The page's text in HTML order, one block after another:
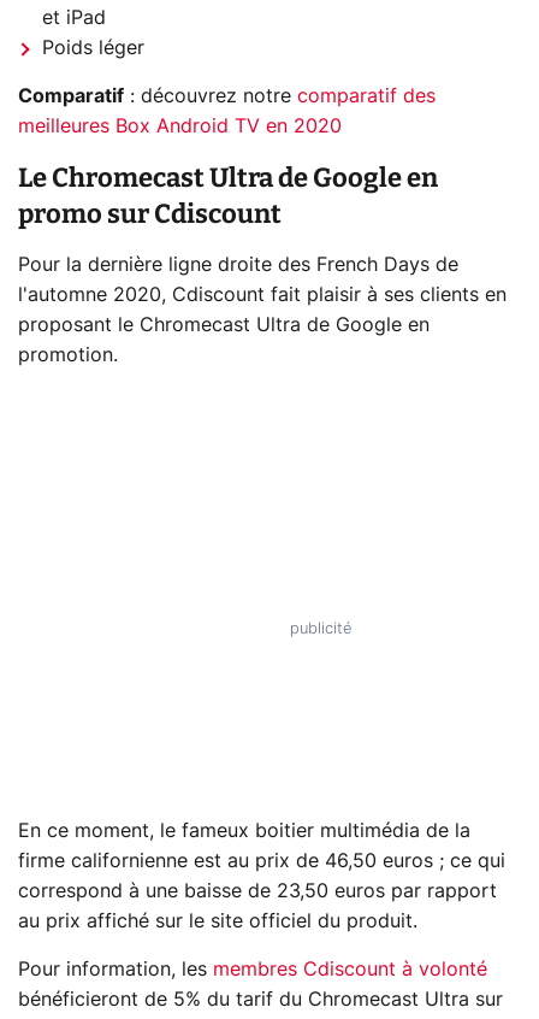
et iPad
Poids léger
Comparatif : découvrez notre comparatif des
meilleures Box Android TV en 2020
Le Chromecast Ultra de Google en
promo sur Cdiscount
Pour la dernière ligne droite des French Days de
l'automne 2020, Cdiscount fait plaisir à ses clients en
proposant le Chromecast Ultra de Google en
promotion.
En ce moment, le fameux boitier multimédia de la
firme californienne est au prix de 46,50 euros ; ce qui
correspond à une baisse de 23,50 euros par rapport
au prix affiché sur le site officiel du produit.
Pour information, les membres Cdiscount à volonté
bénéficieront de 5% du tarif du Chromecast Ultra sur